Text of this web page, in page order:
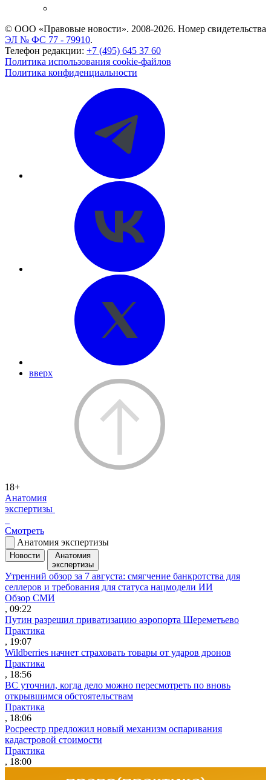
© ООО «Правовые новости». 2008-2026. Номер свидетельства
ЭЛ № ФС 77 - 79910.
Телефон редакции: +7 (495) 645 37 60
Политика использования cookie-файлов
Политика конфиденциальности
вверх
18+
Анатомия
экспертизы
Смотреть
Анатомия экспертизы
Новости
Анатомия
экспертизы
Утренний обзор за 7 августа: смягчение банкротства для
селлеров и требования для статуса нацмодели ИИ
Обзор СМИ
, 09:22
Путин разрешил приватизацию аэропорта Шереметьево
Практика
, 19:07
Wildberries начнет страховать товары от ударов дронов
Практика
, 18:56
ВС уточнил, когда дело можно пересмотреть по вновь
открывшимся обстоятельствам
Практика
, 18:06
Росреестр предложил новый механизм оспаривания
кадастровой стоимости
Практика
, 18:00